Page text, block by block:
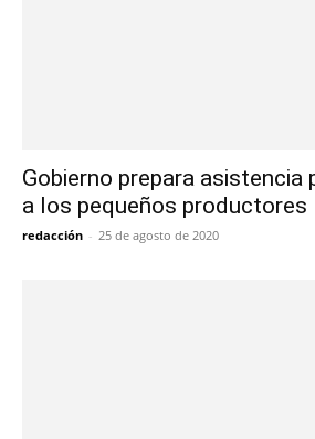
Gobierno prepara
a los pequeños productores
redacción - 25 de agosto de 2020